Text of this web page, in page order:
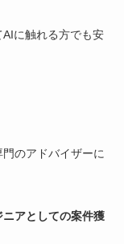
に触れる方でも安
のアドバイザーに
アとしての案件獲